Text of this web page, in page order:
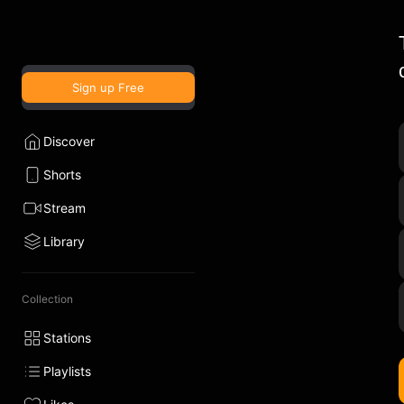
Sign up Free
Discover
Shorts
Stream
Library
Collection
Stations
Playlists